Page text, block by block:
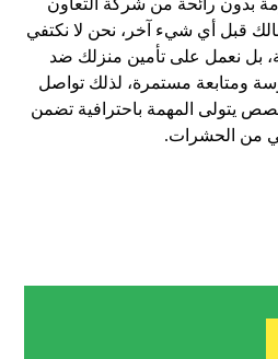
بدون رائحة من شركة التعاون
قبل أي شيء آخر، نحن لا نكتفي
بل نعمل على تأمين منزلك ضد
ومتابعة مستمرة، لذلك تواصل
يتولى المهمة باحترافية تضمن
من الحشرات.